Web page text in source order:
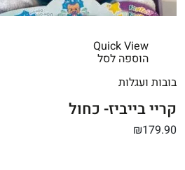
Quick View
הוספה לסל
בובות ועגלות
קריי בייביז- כחול
₪179.90